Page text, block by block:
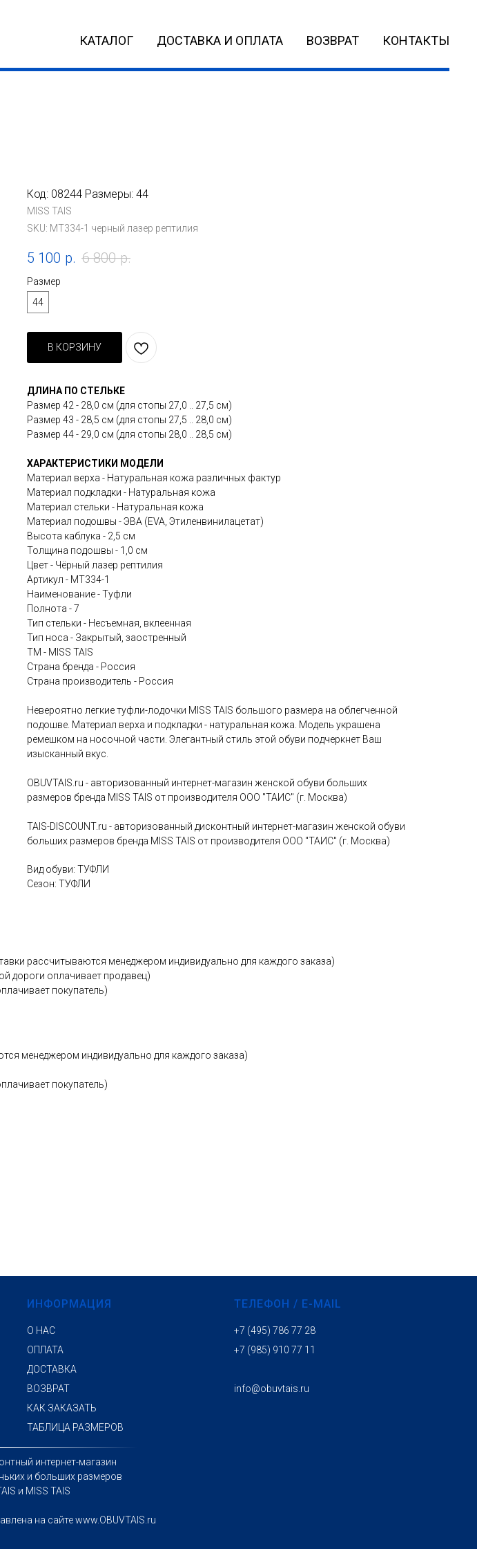
КАТАЛОГ ДОСТАВКА И ОПЛАТА ВОЗВРАТ КОНТАКТЫ
Код: 08244 Размеры: 44
MISS TAIS
SKU: MT334-1 черный лазер рептилия
5 100 р. 6 800 р.
Размер
44
В КОРЗИНУ
ДЛИНА ПО СТЕЛЬКЕ
Размер 42 - 28,0 см (для стопы 27,0 .. 27,5 см)
Размер 43 - 28,5 см (для стопы 27,5 .. 28,0 см)
Размер 44 - 29,0 см (для стопы 28,0 .. 28,5 см)
ХАРАКТЕРИСТИКИ МОДЕЛИ
Материал верха - Натуральная кожа различных фактур
Материал подкладки - Натуральная кожа
Материал стельки - Натуральная кожа
Материал подошвы - ЭВА (EVA, Этиленвинилацетат)
Высота каблука - 2,5 см
Толщина подошвы - 1,0 см
Цвет - Чёрный лазер рептилия
Артикул - MT334-1
Наименование - Туфли
Полнота - 7
Тип стельки - Несъемная, вклеенная
Тип носа - Закрытый, заостренный
ТМ - MISS TAIS
Страна бренда - Россия
Страна производитель - Россия
Невероятно легкие туфли-лодочки MISS TAIS большого размера на облегченной
подошве. Материал верха и подкладки - натуральная кожа. Модель украшена
ремешком на носочной части. Элегантный стиль этой обуви подчеркнет Ваш
изысканный вкус.
OBUVTAIS.ru - авторизованный интернет-магазин женской обуви больших
размеров бренда MISS TAIS от производителя ООО "ТАИС" (г. Москва)
TAIS-DISCOUNT.ru - авторизованный дисконтный интернет-магазин женской обуви
больших размеров бренда MISS TAIS от производителя ООО "ТАИС" (г. Москва)
Вид обуви: ТУФЛИ
Сезон: ТУФЛИ
рассчитываются менеджером индивидуально для каждого заказа)
дороги оплачивает продавец)
покупатель)
менеджером индивидуально для каждого заказа)
покупатель)
ИНФОРМАЦИЯ
О НАС
ОПЛАТА
ДОСТАВКА
ВОЗВРАТ
КАК ЗАКАЗАТЬ
ТАБЛИЦА РАЗМЕРОВ
ТЕЛЕФОН / E-MAIL
+7 (495) 786 77 28
+7 (985) 910 77 11
info@obuvtais.ru
интернет-магазин
и больших размеров
и MISS TAIS
на сайте www.OBUVTAIS.ru